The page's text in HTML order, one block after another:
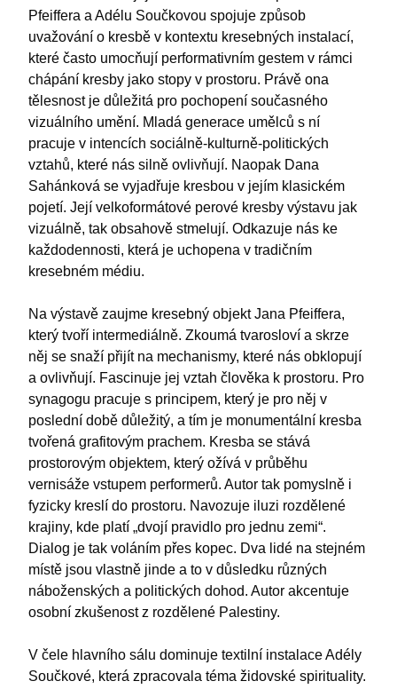
Pfeiffera a Adélu Součkovou spojuje způsob
uvažování o kresbě v kontextu kresebných instalací,
které často umocňují performativním gestem v rámci
chápání kresby jako stopy v prostoru. Právě ona
tělesnost je důležitá pro pochopení současného
vizuálního umění. Mladá generace umělců s ní
pracuje v intencích sociálně-kulturně-politických
vztahů, které nás silně ovlivňují. Naopak Dana
Sahánková se vyjadřuje kresbou v jejím klasickém
pojetí. Její velkoformátové perové kresby výstavu jak
vizuálně, tak obsahově stmelují. Odkazuje nás ke
každodennosti, která je uchopena v tradičním
kresebném médiu.
Na výstavě zaujme kresebný objekt Jana Pfeiffera,
který tvoří intermediálně. Zkoumá tvarosloví a skrze
něj se snaží přijít na mechanismy, které nás obklopují
a ovlivňují. Fascinuje jej vztah člověka k prostoru. Pro
synagogu pracuje s principem, který je pro něj v
poslední době důležitý, a tím je monumentální kresba
tvořená grafitovým prachem. Kresba se stává
prostorovým objektem, který ožívá v průběhu
vernisáže vstupem performerů. Autor tak pomyslně i
fyzicky kreslí do prostoru. Navozuje iluzi rozdělené
krajiny, kde platí „dvojí pravidlo pro jednu zemi“.
Dialog je tak voláním přes kopec. Dva lidé na stejném
místě jsou vlastně jinde a to v důsledku různých
náboženských a politických dohod. Autor akcentuje
osobní zkušenost z rozdělené Palestiny.
V čele hlavního sálu dominuje textilní instalace Adély
Součkové, která zpracovala téma židovské spirituality.